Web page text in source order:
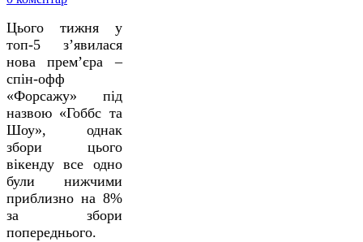
Цього тижня у
топ-5 з’явилася
нова прем’єра –
спін-офф
«Форсажу» під
назвою «Гоббс та
Шоу», однак
збори цього
вікенду все одно
були нижчими
приблизно на 8%
за збори
попереднього.